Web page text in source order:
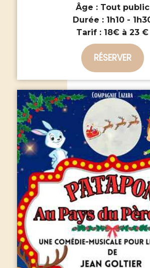
Âge :Tout public
Durée :1h10 -
Tarif : 18€ à 23 €
RÉSERVER